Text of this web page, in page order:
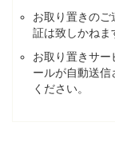
お取り置きの
証は致しかねま
お取り置きサー
ールが自動送
ください。